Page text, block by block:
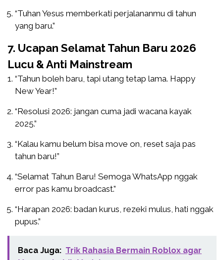
“Tuhan Yesus memberkati perjalananmu di tahun
yang baru.”
7. Ucapan Selamat Tahun Baru 2026
Lucu & Anti Mainstream
“Tahun boleh baru, tapi utang tetap lama. Happy
New Year!”
“Resolusi 2026: jangan cuma jadi wacana kayak
2025.”
“Kalau kamu belum bisa move on, reset saja pas
tahun baru!”
“Selamat Tahun Baru! Semoga WhatsApp nggak
error pas kamu broadcast.”
“Harapan 2026: badan kurus, rezeki mulus, hati nggak
pupus.”
Baca Juga: Trik Rahasia Bermain Roblox agar